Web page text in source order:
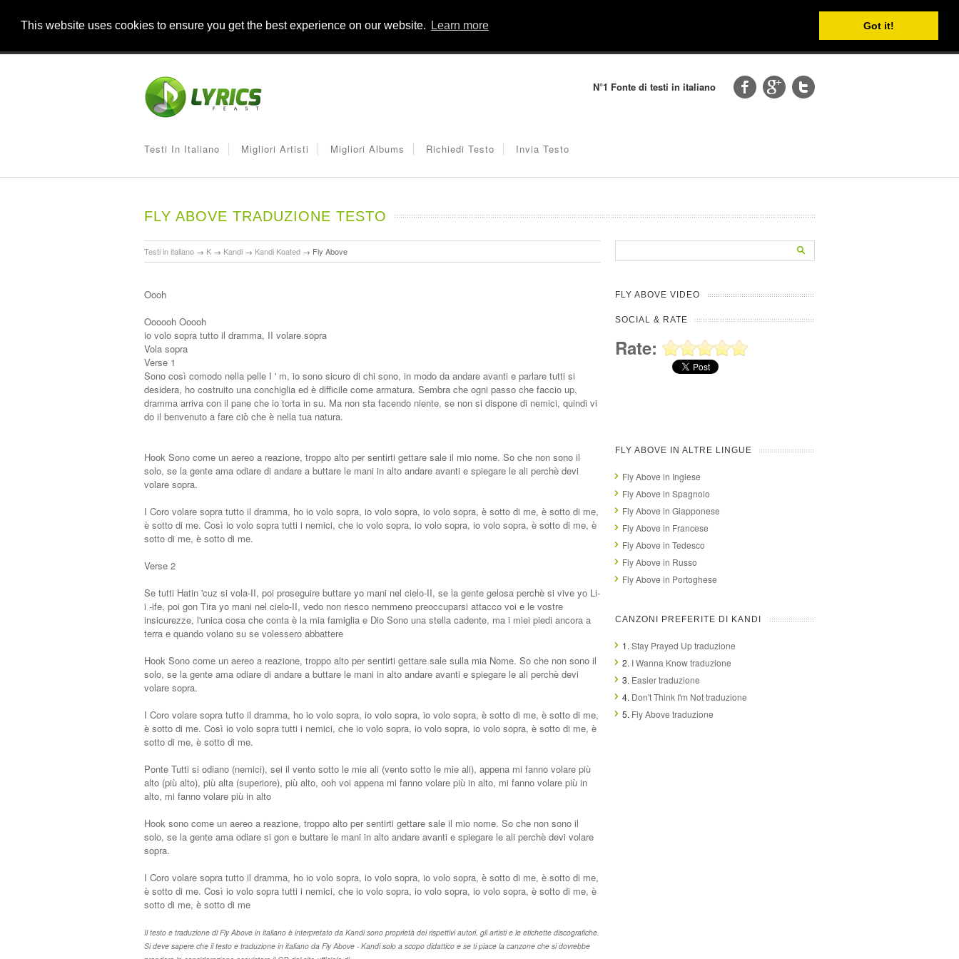
This website uses cookies to ensure you get the best experience on our website. Learn more Got it!
N°1 Fonte di testi in italiano
Testi In Italiano Migliori Artisti Migliori Albums Richiedi Testo Invia Testo
FLY ABOVE TRADUZIONE TESTO
Testi in italiano → K → Kandi → Kandi Koated → Fly Above
Oooh
Oooooh Ooooh
io volo sopra tutto il dramma, II volare sopra
Vola sopra
Verse 1
Sono così comodo nella pelle I ' m, io sono sicuro di chi sono, in modo da andare avanti e parlare tutti si
desidera, ho costruito una conchiglia ed è difficile come armatura. Sembra che ogni passo che faccio up,
dramma arriva con il pane che io torta in su. Ma non sta facendo niente, se non si dispone di nemici, quindi vi
do il benvenuto a fare ciò che è nella tua natura.
Hook Sono come un aereo a reazione, troppo alto per sentirti gettare sale il mio nome. So che non sono il
solo, se la gente ama odiare di andare a buttare le mani in alto andare avanti e spiegare le ali perchè devi
volare sopra.
I Coro volare sopra tutto il dramma, ho io volo sopra, io volo sopra, io volo sopra, è sotto di me, è sotto di me,
è sotto di me. Così io volo sopra tutti i nemici, che io volo sopra, io volo sopra, io volo sopra, è sotto di me, è
sotto di me, è sotto di me.
Verse 2
Se tutti Hatin 'cuz si vola-II, poi proseguire buttare yo mani nel cielo-II, se la gente gelosa perchè si vive yo Li-
i -ife, poi gon Tira yo mani nel cielo-II, vedo non riesco nemmeno preoccuparsi attacco voi e le vostre
insicurezze, l'unica cosa che conta è la mia famiglia e Dio Sono una stella cadente, ma i miei piedi ancora a
terra e quando volano su se volessero abbattere
Hook Sono come un aereo a reazione, troppo alto per sentirti gettare sale sulla mia Nome. So che non sono il
solo, se la gente ama odiare di andare a buttare le mani in alto andare avanti e spiegare le ali perchè devi
volare sopra.
I Coro volare sopra tutto il dramma, ho io volo sopra, io volo sopra, io volo sopra, è sotto di me, è sotto di me,
è sotto di me. Così io volo sopra tutti i nemici, che io volo sopra, io volo sopra, io volo sopra, è sotto di me, è
sotto di me, è sotto di me.
Ponte Tutti si odiano (nemici), sei il vento sotto le mie ali (vento sotto le mie ali), appena mi fanno volare più
alto (più alto), più alta (superiore), più alto, ooh voi appena mi fanno volare più in alto, mi fanno volare più in
alto, mi fanno volare più in alto
Hook sono come un aereo a reazione, troppo alto per sentirti gettare sale il mio nome. So che non sono il
solo, se la gente ama odiare si gon e buttare le mani in alto andare avanti e spiegare le ali perchè devi volare
sopra.
I Coro volare sopra tutto il dramma, ho io volo sopra, io volo sopra, io volo sopra, è sotto di me, è sotto di me,
è sotto di me. Così io volo sopra tutti i nemici, che io volo sopra, io volo sopra, io volo sopra, è sotto di me, è
sotto di me, è sotto di me
Il testo e traduzione di Fly Above in italiano è interpretato da Kandi sono proprietà dei rispettivi autori, gli artisti e le etichette discografiche.
Si deve sapere che il testo e traduzione in italiano da Fly Above - Kandi solo a scopo didattico e se ti piace la canzone che si dovrebbe
FLY ABOVE VIDEO
SOCIAL & RATE
Rate:
FLY ABOVE IN ALTRE LINGUE
Fly Above in Inglese
Fly Above in Spagnolo
Fly Above in Giapponese
Fly Above in Francese
Fly Above in Tedesco
Fly Above in Russo
Fly Above in Portoghese
CANZONI PREFERITE DI KANDI
1. Stay Prayed Up traduzione
2. I Wanna Know traduzione
3. Easier traduzione
4. Don't Think I'm Not traduzione
5. Fly Above traduzione